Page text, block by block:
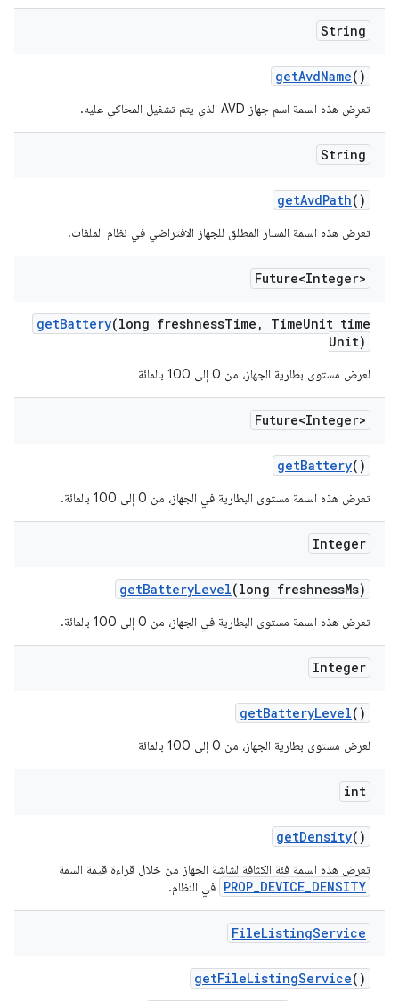
String
getAvdName()
تعرِض هذه السمة اسم جهاز AVD الذي يتم تشغيل المحاكي عليه.
String
getAvdPath()
تعرض هذه السمة المسار المطلق للجهاز الافتراضي في نظام الملفات.
Future<Integer>
getBattery(long freshnessTime , TimeUnit time
Unit)
لعرض مستوى بطارية الجهاز، من 0 إلى 100 بالمائة
Future<Integer>
getBattery()
تعرض هذه السمة مستوى البطارية في الجهاز، من 0 إلى 100 بالمائة.
Integer
getBatteryLevel(long freshnessMs)
تعرض هذه السمة مستوى البطارية في الجهاز، من 0 إلى 100 بالمائة.
Integer
getBatteryLevel()
لعرض مستوى بطارية الجهاز، من 0 إلى 100 بالمائة
int
getDensity()
تعرض هذه السمة فئة الكثافة لشاشة الجهاز من خلال قراءة قيمة السمة
PROP_DEVICE_DENSITY في النظام.
FileListingService
getFileListingService()